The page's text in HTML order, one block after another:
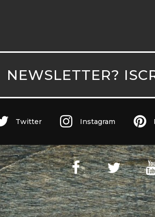
NEWSLETTER?
Twitter Instagram